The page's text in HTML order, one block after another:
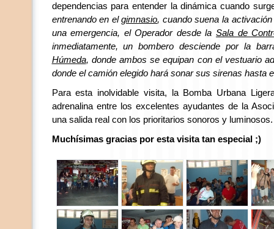
dependencias para entender la dinámica cuando
entrenando en elgimnasio, cuando suena la
una emergencia, el Operador desde la Sala de
inmediatamente, un bombero desciende por la
Húmeda, donde ambos se equipan con el vestuario
donde el camión elegido hará sonar sus sirenas hasta
Para esta inolvidable visita, la Bomba Urbana
adrenalina entre los excelentes ayudantes de la
una salida real con los prioritarios sonoros y luminosos.
Muchísimas gracias por esta visita tan especial ;)